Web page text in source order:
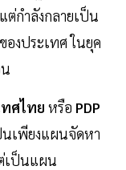
ต่กำลังกลายเป็น
องประเทศ ในยุค
ศไทย หรือ PDP
นเพียงแผนจัดหา
เป็นแผน